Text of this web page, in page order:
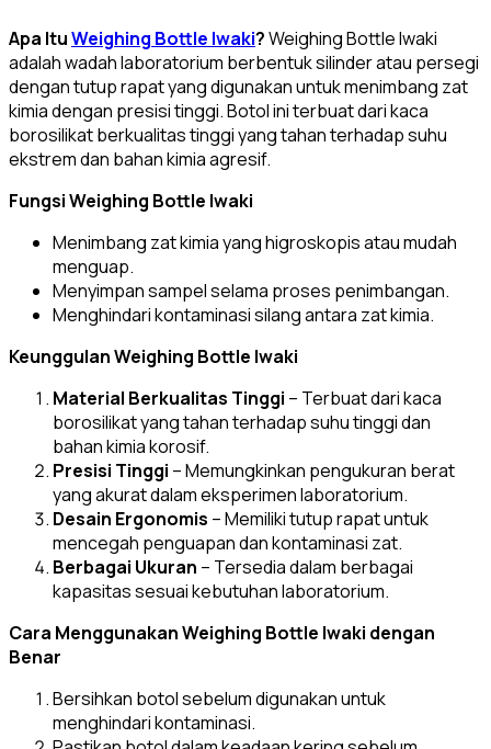
Apa ItuWeighing Bottle Iwaki?Weighing Bottle Iwaki
adalah wadah laboratorium berbentuk silinder atau persegi
dengan tutup rapat yang digunakan untuk menimbang zat
kimia dengan presisi tinggi. Botol ini terbuat dari kaca
borosilikat berkualitas tinggi yang tahan terhadap suhu
ekstrem dan bahan kimia agresif.
Fungsi Weighing Bottle Iwaki
Menimbang zat kimia yang higroskopis atau mudah
menguap.
Menyimpan sampel selama proses penimbangan.
Menghindari kontaminasi silang antara zat kimia.
Keunggulan Weighing Bottle Iwaki
Material Berkualitas Tinggi – Terbuat dari kaca
borosilikat yang tahan terhadap suhu tinggi dan
bahan kimia korosif.
Presisi Tinggi – Memungkinkan pengukuran berat
yang akurat dalam eksperimen laboratorium.
Desain Ergonomis – Memiliki tutup rapat untuk
mencegah penguapan dan kontaminasi zat.
Berbagai Ukuran – Tersedia dalam berbagai
kapasitas sesuai kebutuhan laboratorium.
Cara Menggunakan Weighing Bottle Iwaki dengan
Benar
Bersihkan botol sebelum digunakan untuk
menghindari kontaminasi.